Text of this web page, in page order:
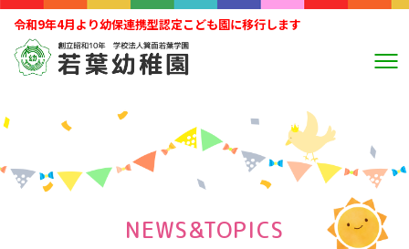
令和9年4月より幼保連携型認定こども園に移行します
NEWS&TOPICS